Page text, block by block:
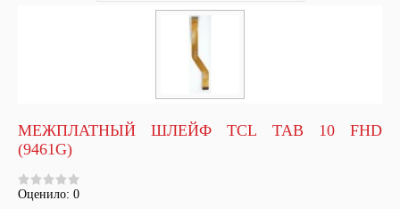
МЕЖПЛАТНЫЙ ШЛЕЙФ TCL TAB 10 FHD
(9461G)
Оценило: 0